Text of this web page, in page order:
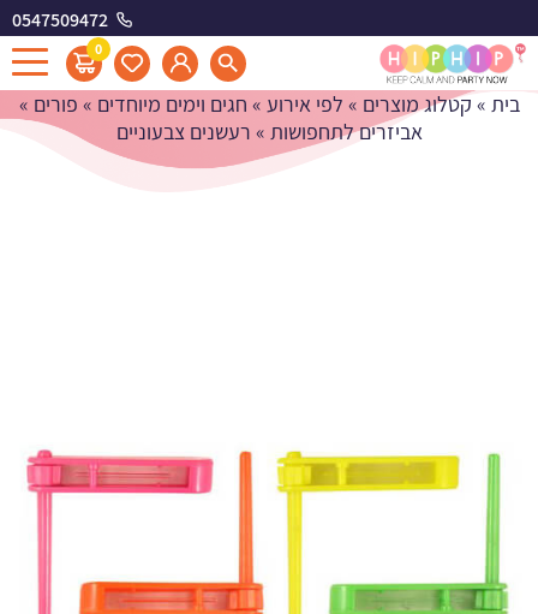
0547509472
0
רעשנים צבעוניים
בית » קטלוג מוצרים » לפי אירוע » חגים וימים מיוחדים » פורים »
אביזרים לתחפושות » רעשנים צבעוניים